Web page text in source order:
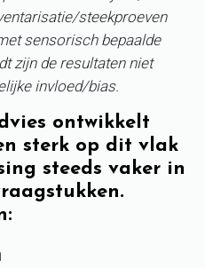
steekproeven
sensorisch bepaalde
zijn de resultaten niet
invloed/bias.
ontwikkelt
sterk op dit vlak
steeds vaker in